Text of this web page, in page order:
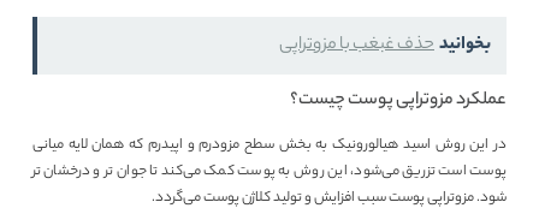
بخوانیدحذف غبغب با مزوتراپی
عملکرد مزوتراپی پوست چیست؟
در این روش اسید هیالورونیک به بخش سطح مزودرم و اپیدرم که همان لایه میانی
پوست است تزریق می‌شود، این روش به پوست کمک می‌کند تا جوان تر و درخشان تر
شود. مزوتراپی پوست سبب افزایش و تولید کلاژن پوست می‌گردد.